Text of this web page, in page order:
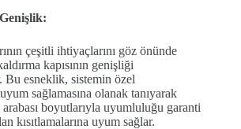
çeşitli ihtiyaçlarını göz önünde
kapısının genişliği
Bu esneklik, sistemin özel
sağlamasına olanak tanıyarak
boyutlarıyla uyumluluğu garanti
kısıtlamalarına uyum sağlar.